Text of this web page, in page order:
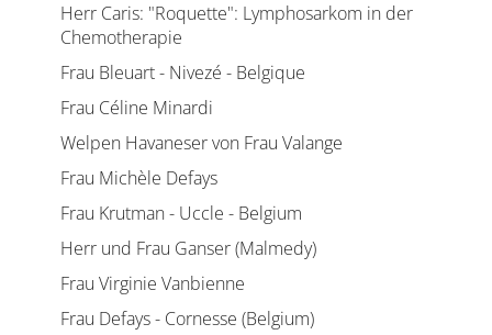
Herr Caris: "Roquette": Lymphosarkom in der
Chemotherapie
Frau Bleuart - Nivezé - Belgique
Frau Céline Minardi
Welpen Havaneser von Frau Valange
Frau Michèle Defays
Frau Krutman - Uccle - Belgium
Herr und Frau Ganser (Malmedy)
Frau Virginie Vanbienne
Frau Defays - Cornesse (Belgium)